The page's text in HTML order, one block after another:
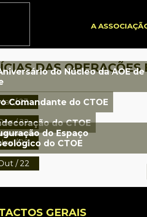
A
DAS OPERAÇÕES
/ 23
do Núcleo da AOE de
/ 22
Comandante do CTOE
/ 22
do CTOE
/ 22
do Espaço
do CTOE
GERAIS